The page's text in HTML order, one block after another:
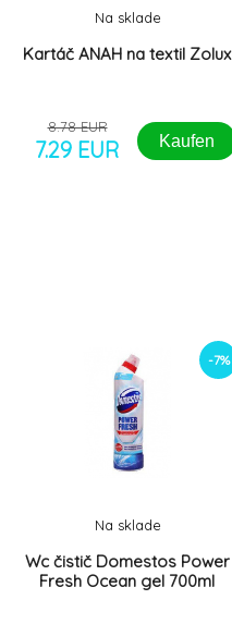
Kartáč ANAH na textil Zolux
Na sklade
8.78 EUR
7.29 EUR Kaufen
-7%
Wc čistič Domestos Power
Fresh Ocean gel 700ml
Na sklade